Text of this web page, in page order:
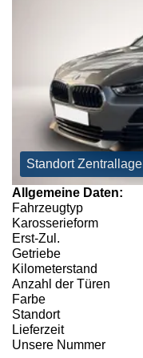
Standort
Allgemeine Daten:
Fahrzeugtyp
Karosserieform
Erst-Zul.
Getriebe
Kilometerstand
Anzahl der Türen
Farbe
Standort
Lieferzeit
Unsere Nummer